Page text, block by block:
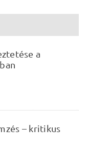
a
– kritikus